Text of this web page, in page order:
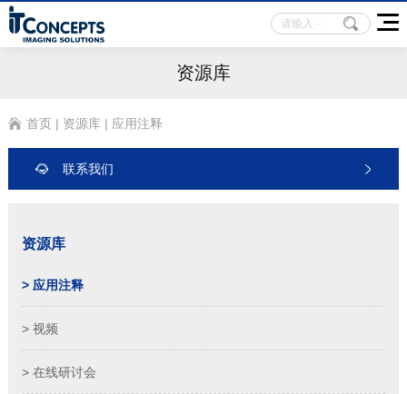
资源库
首页| 资源库| 应用注释
联系我们
资源库
> 应用注释
> 视频
> 在线研讨会